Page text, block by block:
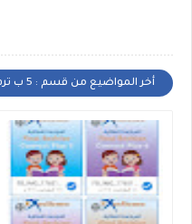
أخر المواضيع من قسم : 5 ب ترم اول